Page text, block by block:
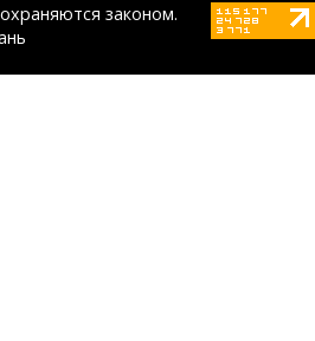
законом.